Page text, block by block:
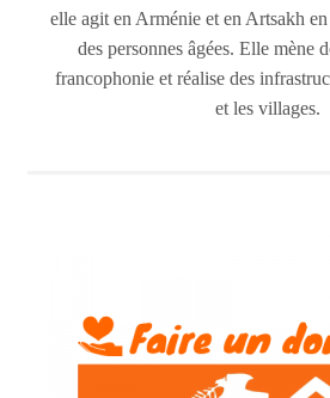
elle agit en Arménie et en Artsakh
des personnes âgées. Elle mène
francophonie et réalise des
et les villages.